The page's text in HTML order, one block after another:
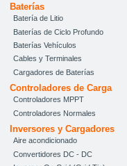
Baterías
Batería de Litio
Baterías de Ciclo Profundo
Baterías Vehículos
Cables y Terminales
Cargadores de Baterías
Controladores de Carga
Controladores MPPT
Controladores Normales
Inversores y Cargadores
Aire acondicionado
Convertidores DC - DC